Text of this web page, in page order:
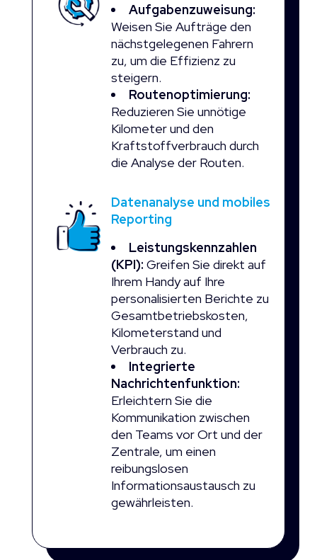
Aufgabenzuweisung:
Weisen Sie Aufträge den
nächstgelegenen Fahrern
zu, um die Effizienz zu
steigern.
Routenoptimierung:
Reduzieren Sie unnötige
Kilometer und den
Kraftstoffverbrauch durch
die Analyse der Routen.
Datenanalyse und mobiles
Reporting
Leistungskennzahlen
(KPI): Greifen Sie direkt auf
Ihrem Handy auf Ihre
personalisierten Berichte zu
Gesamtbetriebskosten,
Kilometerstand und
Verbrauch zu.
Integrierte
Nachrichtenfunktion:
Erleichtern Sie die
Kommunikation zwischen
den Teams vor Ort und der
Zentrale, um einen
reibungslosen
Informationsaustausch zu
gewährleisten.